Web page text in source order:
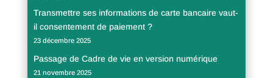
Transmettre ses informations de carte bancaire vaut-
il consentement de paiement ?
23 décembre 2025
Passage de Cadre de vie en version numérique
21 novembre 2025